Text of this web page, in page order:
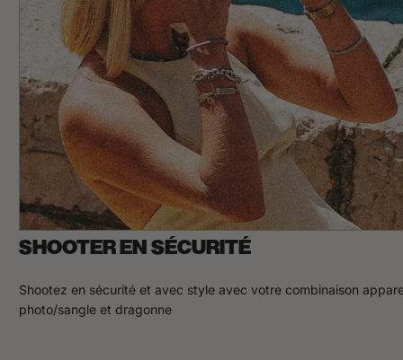
SHOOTER EN SÉCURITÉ
Shootez en sécurité et avec style avec votre combinaison
photo/sangle et dragonne